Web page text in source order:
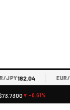
182.04 EUR/
▼ -0.61%